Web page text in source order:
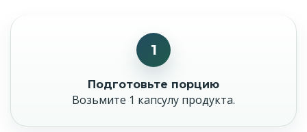
1
Подготовьте порцию
Возьмите 1 капсулу продукта.